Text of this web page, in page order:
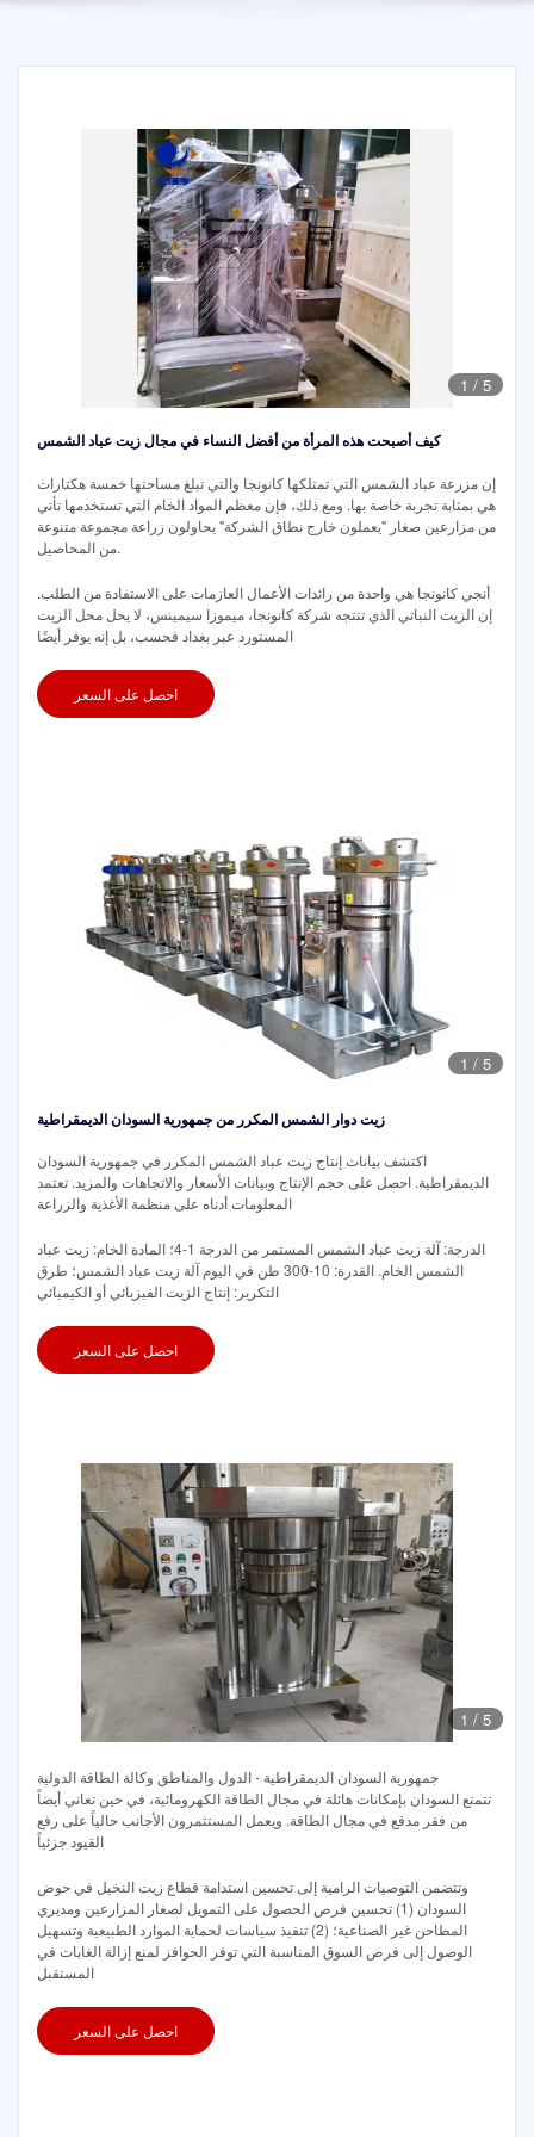
1 / 5
كيف أصبحت هذه المرأة من أفضل النساء في مجال زيت عباد الشمس
إن مزرعة عباد الشمس التي تمتلكها كانونجا والتي تبلغ مساحتها خمسة هكتارات
هي بمثابة تجربة خاصة بها. ومع ذلك، فإن معظم المواد الخام التي تستخدمها تأتي
من مزارعين صغار "يعملون خارج نطاق الشركة" يحاولون زراعة مجموعة متنوعة
من المحاصيل.
أنجي كانونجا هي واحدة من رائدات الأعمال العازمات على الاستفادة من الطلب.
إن الزيت النباتي الذي تنتجه شركة كانونجا، ميموزا سيمينس، لا يحل محل الزيت
المستورد عبر بغداد فحسب، بل إنه يوفر أيضًا
احصل على السعر
1 / 5
زيت دوار الشمس المكرر من جمهورية السودان الديمقراطية
اكتشف بيانات إنتاج زيت عباد الشمس المكرر في جمهورية السودان
الديمقراطية. احصل على حجم الإنتاج وبيانات الأسعار والاتجاهات والمزيد. تعتمد
المعلومات أدناه على منظمة الأغذية والزراعة
الدرجة: آلة زيت عباد الشمس المستمر من الدرجة 1-4؛ المادة الخام: زيت عباد
الشمس الخام. القدرة: 10-300 طن في اليوم آلة زيت عباد الشمس؛ طرق
التكرير: إنتاج الزيت الفيزيائي أو الكيميائي
احصل على السعر
1 / 5
جمهورية السودان الديمقراطية - الدول والمناطق وكالة الطاقة الدولية
تتمتع السودان بإمكانات هائلة في مجال الطاقة الكهرومائية، في حين تعاني أيضاً
من فقر مدقع في مجال الطاقة. ويعمل المستثمرون الأجانب حالياً على رفع
القيود جزئياً
وتتضمن التوصيات الرامية إلى تحسين استدامة قطاع زيت النخيل في حوض
السودان (1) تحسين فرص الحصول على التمويل لصغار المزارعين ومديري
المطاحن غير الصناعية؛ (2) تنفيذ سياسات لحماية الموارد الطبيعية وتسهيل
الوصول إلى فرص السوق المناسبة التي توفر الحوافز لمنع إزالة الغابات في
المستقبل
احصل على السعر